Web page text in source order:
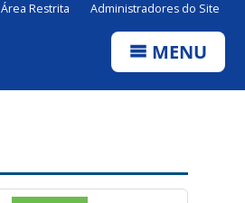
Área Restrita Administradores do Site
MENU